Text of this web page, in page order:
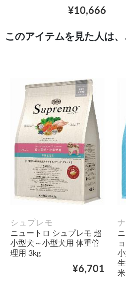
¥10,666
このアイテムを見た人は
シュプレモ
ニュートロ シュプレモ 超
小型犬～小型犬用 体重管
理用 3kg
¥6,701